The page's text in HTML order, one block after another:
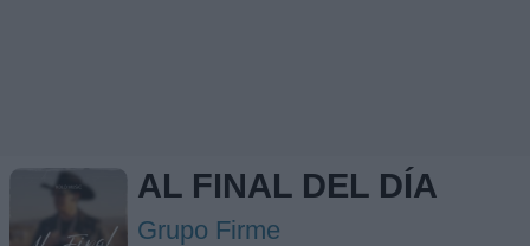
AL FINAL DEL DÍA
Grupo Firme